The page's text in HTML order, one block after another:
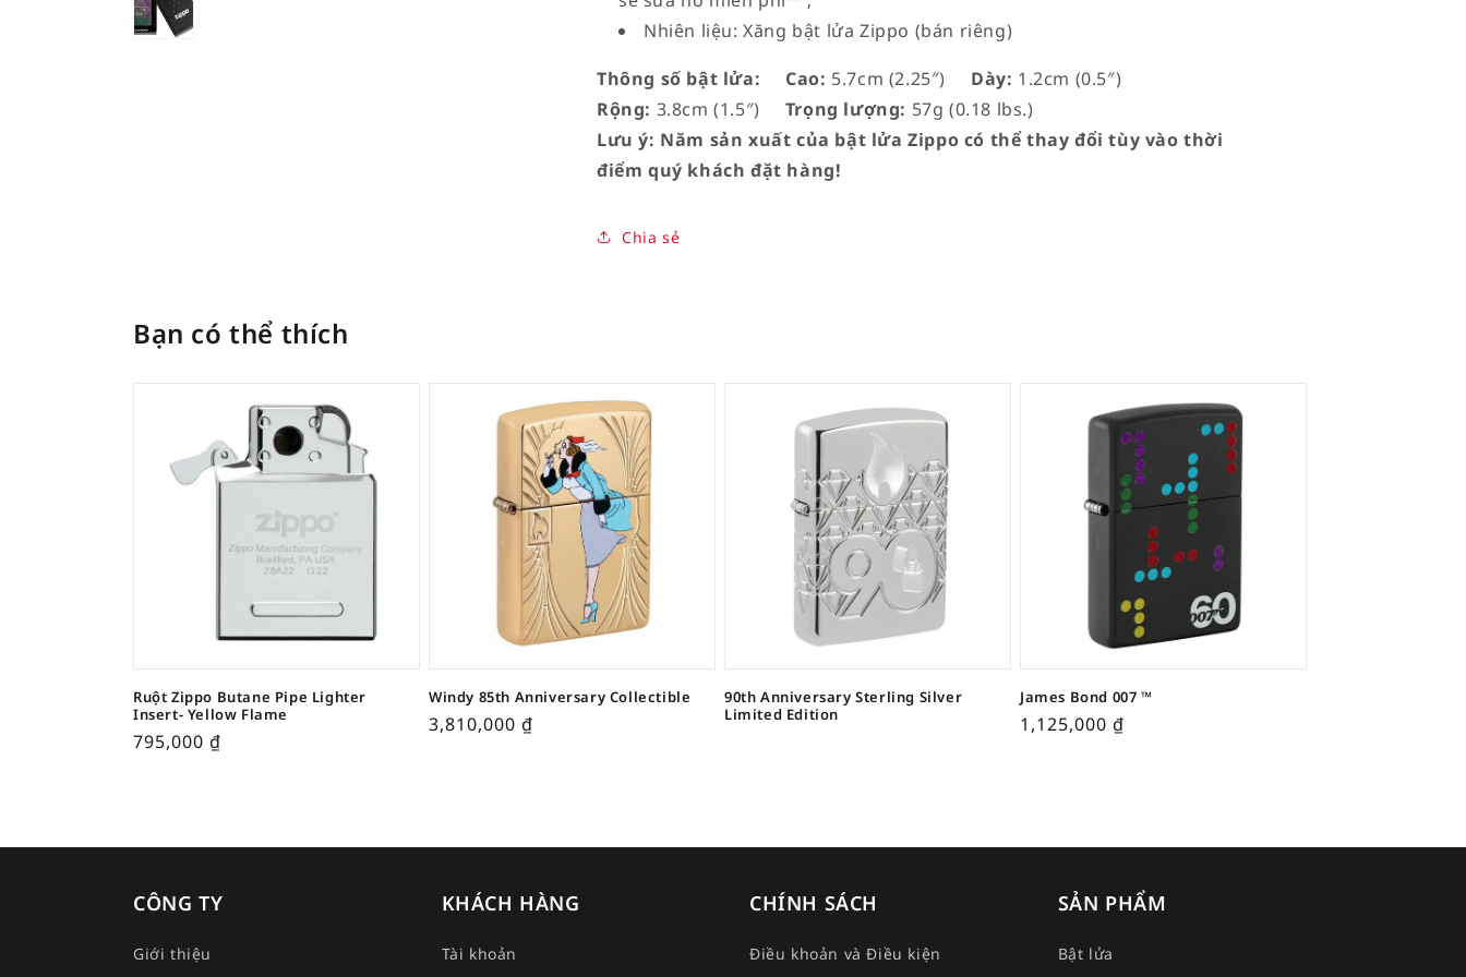
Nhiên liệu: Xăng bật lửa Zippo (bán riêng)
Thông số bật lửa:
Cao: 5.7cm (2.25″) Dày: 1.2cm (0.5″)
Rộng: 3.8cm (1.5″) Trọng lượng: 57g (0.18 lbs.)
Lưu ý: Năm sản xuất của bật lửa Zippo có thể thay đổi tùy vào thời
điểm quý khách đặt hàng!
Chia sẻ
Bạn có thể thích
Ruột Zippo Butane Pipe Lighter
Insert- Yellow Flame
795,000 ₫
Windy 85th Anniversary Collectible
3,810,000 ₫
90th Anniversary Sterling Silver
Limited Edition
James Bond 007 ™
1,125,000 ₫
CÔNG TY
Giới thiệu
KHÁCH HÀNG
Tài khoản
CHÍNH SÁCH
Điều khoản và Điều kiện
SẢN PHẨM
Bật lửa